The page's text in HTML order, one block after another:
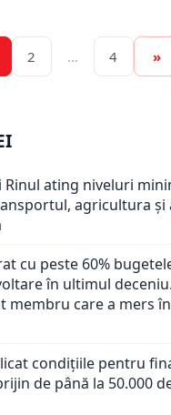
2 … 4 »
Rinul ating niveluri
agricultura și
cu peste 60%
în ultimul
membru care a mers
condițiile pentru
de până la 50.000